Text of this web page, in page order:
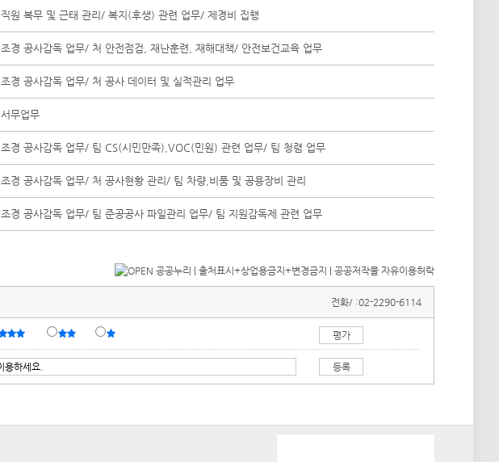
직원 복무 및 근태 관리/ 복지(후생) 관련 업무/ 제경비 집행
조경 공사감독 업무/ 처 안전점검, 재난훈련, 재해대책/ 안전보건교육 업무
조경 공사감독 업무/ 처 공사 데이터 및 실적관리 업무
서무업무
조경 공사감독 업무/ 팀 CS(시민만족),VOC(민원) 관련 업무/ 팀 청렴 업무
조경 공사감독 업무/ 처 공사현황 관리/ 팀 차량,비품 및 공용장비 관리
조경 공사감독 업무/ 팀 준공공사 파일관리 업무/ 팀 지원감독제 관련 업무
전화/ :02-2290-6114